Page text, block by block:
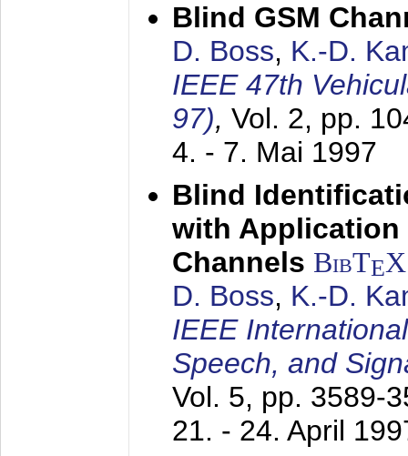
Blind GSM
D. Boss, K.-D.
IEEE 47th
97), Vol. 2, pp.
4. - 7. Mai 1997
Blind
with Application
Channels BibTEX
D. Boss, K.-D.
IEEE
Speech, and
Vol. 5, pp. 3589-
21. - 24. April